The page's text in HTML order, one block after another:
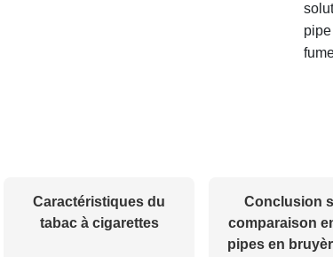
Caractéristiques du
tabac à cigarettes
Conclusion
comparaison
pipes en